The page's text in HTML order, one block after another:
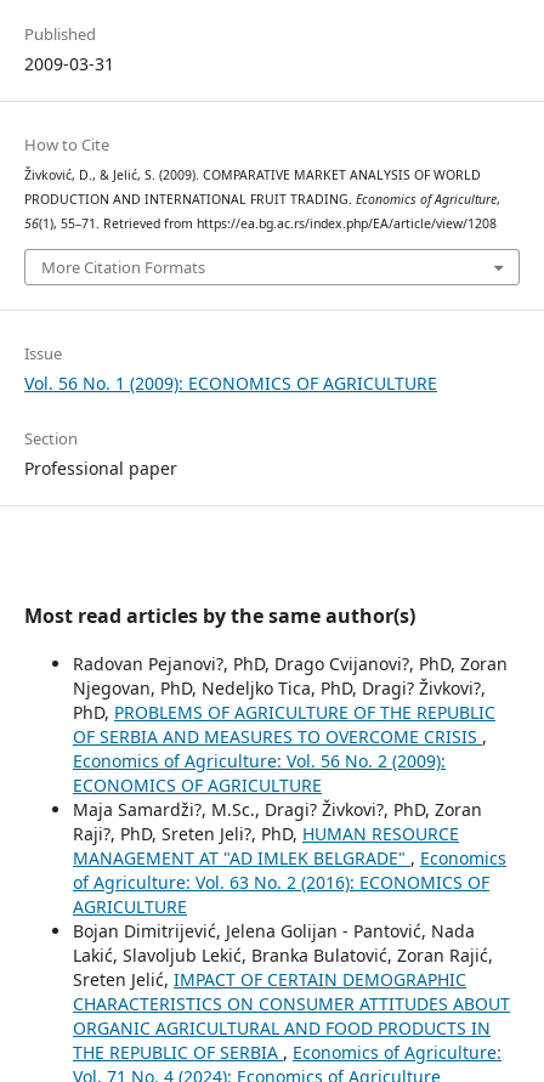
Published
2009-03-31
How to Cite
Živković, D., & Jelić, S. (2009). COMPARATIVE MARKET ANALYSIS OF WORLD
PRODUCTION AND INTERNATIONAL FRUIT TRADING. Economics of Agriculture,
56(1), 55–71. Retrieved from https://ea.bg.ac.rs/index.php/EA/article/view/1208
More Citation Formats
Issue
Vol. 56 No. 1 (2009): ECONOMICS OF AGRICULTURE
Section
Professional paper
Most read articles by the same author(s)
Radovan Pejanovi?, PhD, Drago Cvijanovi?, PhD, Zoran
Njegovan, PhD, Nedeljko Tica, PhD, Dragi? Živkovi?,
PhD, PROBLEMS OF AGRICULTURE OF THE REPUBLIC
OF SERBIA AND MEASURES TO OVERCOME CRISIS ,
Economics of Agriculture: Vol. 56 No. 2 (2009):
ECONOMICS OF AGRICULTURE
Maja Samardži?, M.Sc., Dragi? Živkovi?, PhD, Zoran
Raji?, PhD, Sreten Jeli?, PhD, HUMAN RESOURCE
MANAGEMENT AT "AD IMLEK BELGRADE" , Economics
of Agriculture: Vol. 63 No. 2 (2016): ECONOMICS OF
AGRICULTURE
Bojan Dimitrijević, Jelena Golijan - Pantović, Nada
Lakić, Slavoljub Lekić, Branka Bulatović, Zoran Rajić,
Sreten Jelić, IMPACT OF CERTAIN DEMOGRAPHIC
CHARACTERISTICS ON CONSUMER ATTITUDES ABOUT
ORGANIC AGRICULTURAL AND FOOD PRODUCTS IN
THE REPUBLIC OF SERBIA , Economics of Agriculture:
Vol. 71 No. 4 (2024): Economics of Agriculture